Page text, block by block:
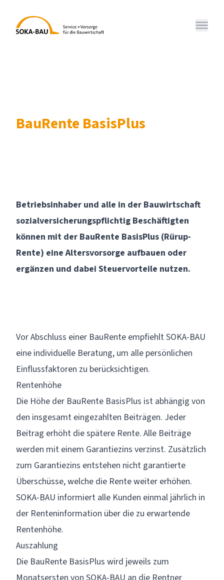
SOKA-BAU Menü
BauRente BasisPlus
Betriebsinhaber und alle in der Bauwirtschaft
sozialversicherungspflichtig Beschäftigten
können mit der BauRente BasisPlus (Rürup-
Rente) eine Altersvorsorge aufbauen oder
ergänzen und dabei Steuervorteile nutzen.
Vor Abschluss einer BauRente empfiehlt SOKA-BAU
eine individuelle Beratung, um alle persönlichen
Einflussfaktoren zu berücksichtigen.
Rentenhöhe
Die Höhe der BauRente BasisPlus ist abhängig von
den insgesamt eingezahlten Beiträgen. Jeder
Beitrag erhöht die spätere Rente. Alle Beiträge
werden mit einem Garantiezins verzinst. Zusätzlich
zum Garantiezins entstehen nicht garantierte
Überschüsse, welche die Rente weiter erhöhen.
SOKA-BAU informiert alle Kunden einmal jährlich in
der Renteninformation über die zu erwartende
Rentenhöhe.
Auszahlung
Die BauRente BasisPlus wird jeweils zum